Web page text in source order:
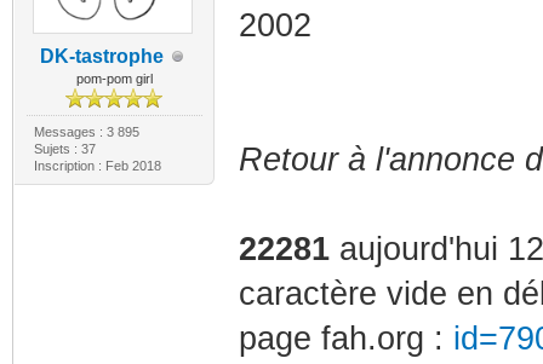
DK-tastrophe
pom-pom girl
Messages : 3 895
Sujets : 37
Inscription : Feb 2018
2002
Retour à l'annonce
22281aujourd'hui
caractère vide en
page fah.org :